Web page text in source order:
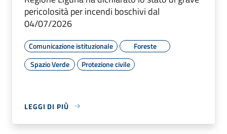
pericolosità per incendi boschivi dal
04/07/2026
Comunicazione istituzionale
Foreste
Spazio Verde
Protezione civile
LEGGI DI PIÙ